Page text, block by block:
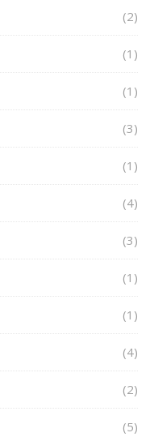
(2)
(1)
(1)
(3)
(1)
(4)
(3)
(1)
(1)
(4)
(2)
(5)